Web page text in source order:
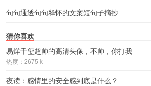
句句通透句句释怀的文案短句子摘抄
猜你喜欢
易烊千玺超帅的高清头像，不帅，你打我
热度：2675 k
夜读：感情里的安全感到底是什么？